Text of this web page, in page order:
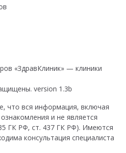
version 1.3b
что вся информация, включая
и не является
ГК РФ, ст. 437 ГК РФ). Имеются
консультация специалиста